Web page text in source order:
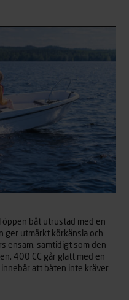
öppen båt utrustad med en
ger utmärkt körkänsla och
ensam, samtidigt som den
400 CC går glatt med en
att båten inte kräver